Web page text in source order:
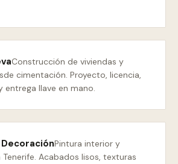
Construcción de viviendas y
cimentación. Proyecto, licencia,
entrega llave en mano.
Pintura interior y
Acabados lisos, texturas